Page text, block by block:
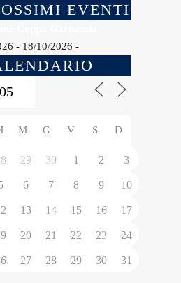
EVENTI
- 18/10/2026 -
M G V S D
29 30 1 2 3
6 7 8 9 10
13 14 15 16 17
20 21 22 23 24
27 28 29 30 31